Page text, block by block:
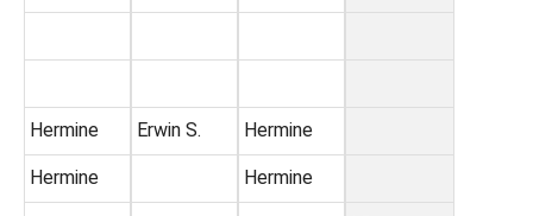
Hermine
Hermine
Erwin S. Hermine
Hermine